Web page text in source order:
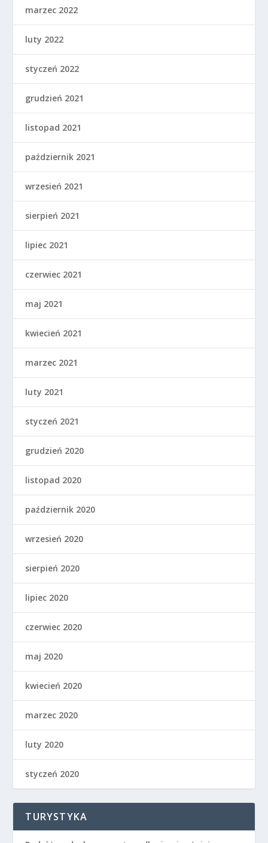
marzec 2022
luty 2022
styczeń 2022
grudzień 2021
listopad 2021
październik 2021
wrzesień 2021
sierpień 2021
lipiec 2021
czerwiec 2021
maj 2021
kwiecień 2021
marzec 2021
luty 2021
styczeń 2021
grudzień 2020
listopad 2020
październik 2020
wrzesień 2020
sierpień 2020
lipiec 2020
czerwiec 2020
maj 2020
kwiecień 2020
marzec 2020
luty 2020
styczeń 2020
TURYSTYKA